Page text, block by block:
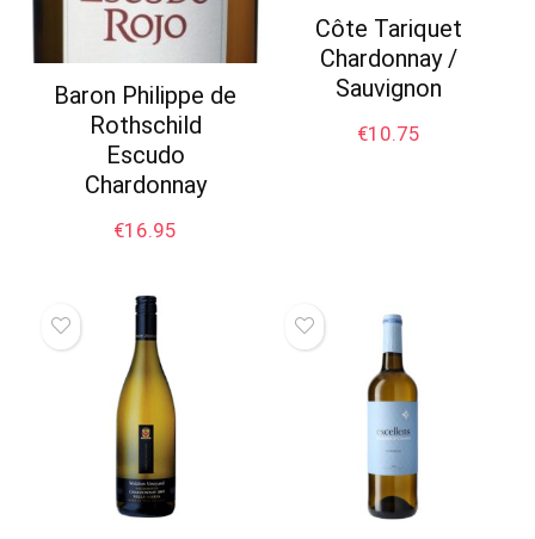
Baron Philippe de
Rothschild
Escudo
Chardonnay
€16.95
Côte Tariquet
Chardonnay /
Sauvignon
€10.75